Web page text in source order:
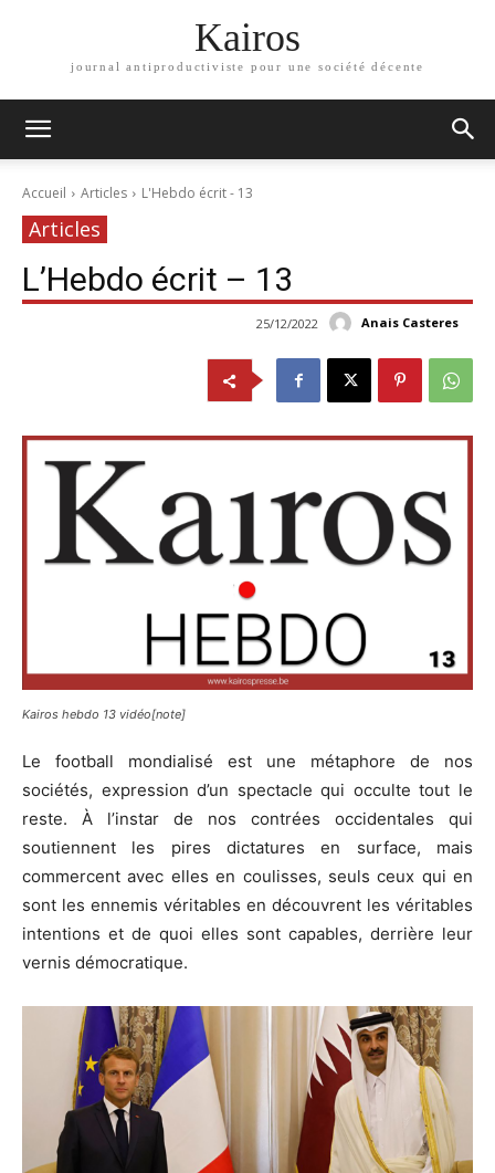
Kairos
journal antiproductiviste pour une société décente
Accueil Articles L'Hebdo écrit - 13
Articles
L’Hebdo écrit – 13
Anais Casteres
25/12/2022
Kairos hebdo 13 vidéo[note]
Le football mondialisé est une métaphore de nos
sociétés, expression d’un spectacle qui occulte tout le
reste. À l’instar de nos contrées occidentales qui
soutiennent les pires dictatures en surface, mais
commercent avec elles en coulisses, seuls ceux qui en
sont les ennemis véritables en découvrent les véritables
intentions et de quoi elles sont capables, derrière leur
vernis démocratique.